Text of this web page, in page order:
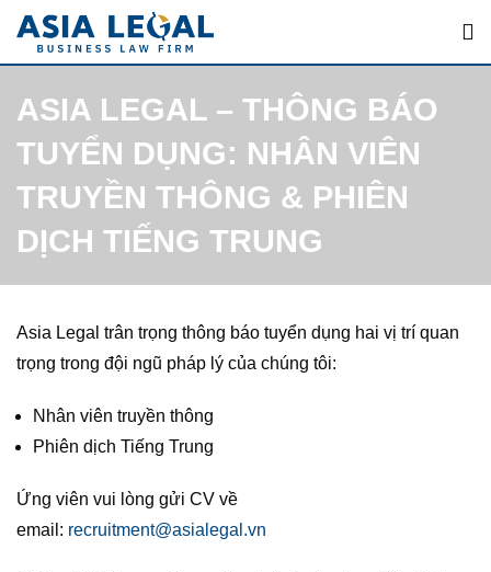
Skip
ASIA LEGAL – THÔNG BÁO
TUYỂN DỤNG: NHÂN VIÊN
TRUYỀN THÔNG & PHIÊN
DỊCH TIẾNG TRUNG
Asia Legal trân trọng thông báo tuyển dụng hai vị trí quan
trọng trong đội ngũ pháp lý của chúng tôi:
Nhân viên truyền thông
Phiên dịch Tiếng Trung
Ứng viên vui lòng gửi CV về
email: recruitment@asialegal.vn